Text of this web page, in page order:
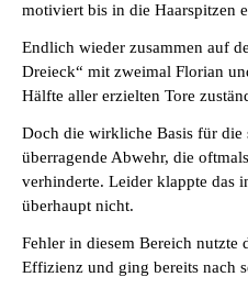
motiviert bis in die Haarspitzen
Endlich wieder zusammen auf
Dreieck“ mit zweimal Florian
Hälfte aller erzielten Tore
Doch die wirkliche Basis für die
überragende Abwehr, die
verhinderte. Leider klappte das
überhaupt nicht.
Fehler in diesem Bereich nutzte
Effizienz und ging bereits nach